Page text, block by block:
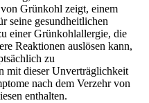
Grünkohl zeigt, einem
seine gesundheitlichen
einer Grünkohlallergie, die
Reaktionen auslösen kann,
zu
mit dieser Unverträglichkeit
nach dem Verzehr von
enthalten.